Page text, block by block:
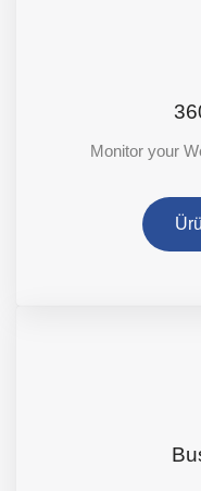
Monitor your